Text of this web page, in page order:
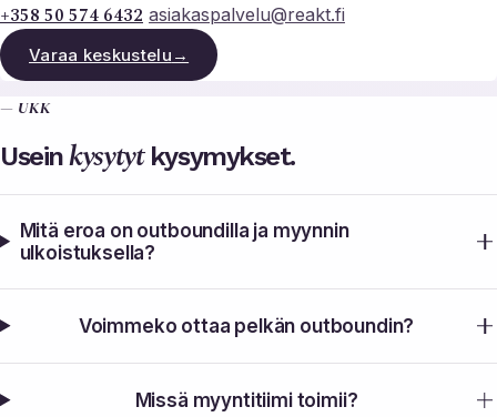
+358 50 574 6432 asiakaspalvelu@reakt.fi
Varaa keskustelu →
— UKK
Useinkysytytkysymykset.
Mitä eroa on outboundilla ja myynnin
ulkoistuksella?
Voimmeko ottaa pelkän outboundin?
Missä myyntitiimi toimii?